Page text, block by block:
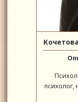
психолог,